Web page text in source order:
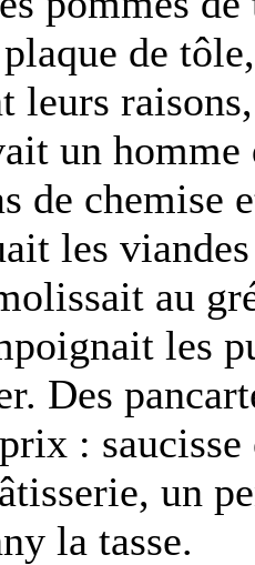
de
leurs
un homme
de chemise
les
au
les
Des
:
un
la tasse.